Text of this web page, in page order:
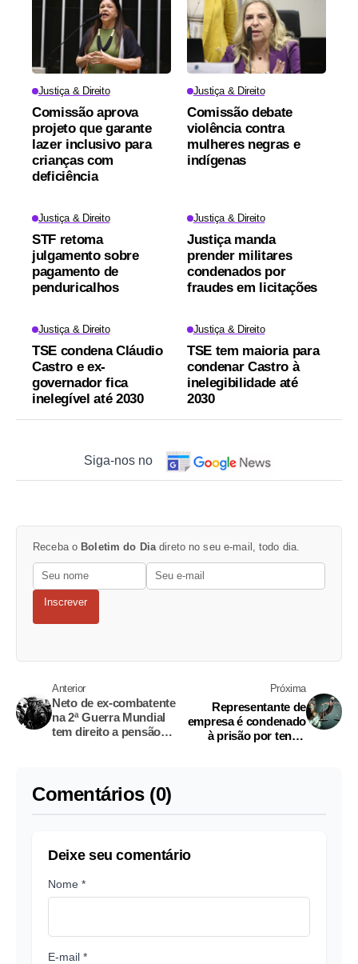
Justiça & Direito
Comissão aprova
projeto que garante
lazer inclusivo para
crianças com
deficiência
Justiça & Direito
Comissão debate
violência contra
mulheres negras e
indígenas
Justiça & Direito
STF retoma
julgamento sobre
pagamento de
penduricalhos
Justiça & Direito
Justiça manda
prender militares
condenados por
fraudes em licitações
Justiça & Direito
TSE condena Cláudio
Castro e ex-
governador fica
inelegível até 2030
Justiça & Direito
TSE tem maioria para
condenar Castro à
inelegibilidade até
2030
Siga-nos no
Receba o Boletim do Diadireto no seu e-mail, todo dia.
Inscrever
Anterior
Neto de ex-combatente
na 2ª Guerra Mundial
tem direito a pensão
Próxima
Representante de
empresa é condenado
à prisão por tentar
Comentários (0)
Deixe seu comentário
Nome *
E-mail *